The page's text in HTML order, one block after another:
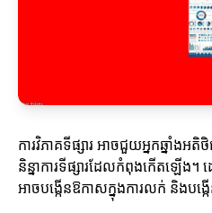
ការវិភាគទីផ្សារ អាចជួយអ្នកឆ្នាំងអ
និន្នាការទីផ្សារដែលកំពុងកើតឡើង។
អាចបង្កើនឱកាសក្នុងការលក់ និងបង្ក